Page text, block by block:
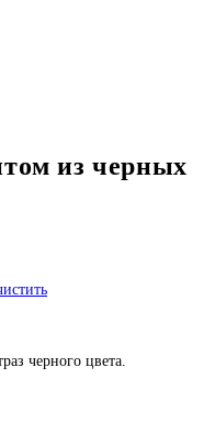
из черных
черного цвета.